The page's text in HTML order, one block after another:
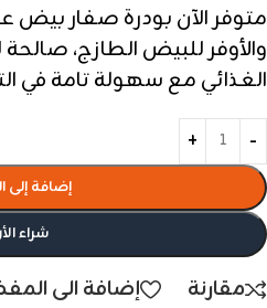
متوفر الآن بودرة صفار بيض
والأوفر للبيض الطازج،
الغذائي مع سهولة تامة في
إضافة إلى
شراء
مقارنة إضافة الى